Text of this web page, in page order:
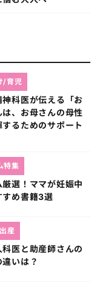
神科医が伝える「お
は、お母さんの母性
するためのサポート
/育児
厳選！ママが妊娠中
すめ書籍3選
特集
科医と助産師さんの
いは？
産